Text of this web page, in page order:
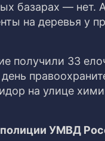
базарах — нет.
на деревья у
получили 33
на улице
УМВД